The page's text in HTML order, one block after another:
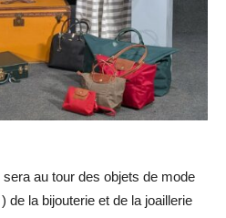
au tour des objets de mode
la bijouterie et de la joaillerie